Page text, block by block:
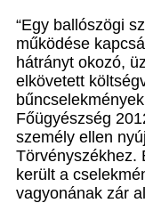
“Egy ballószögi
működése
hátrányt okozó,
elkövetett
Főügyészség
személy ellen
Törvényszékhez.
került a
vagyonának zár